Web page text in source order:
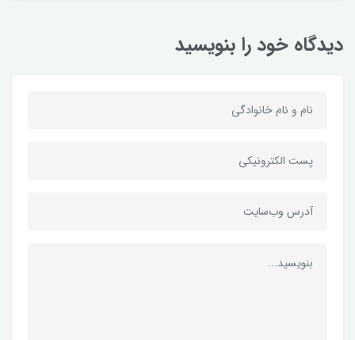
دیدگاه خود را بنویسید